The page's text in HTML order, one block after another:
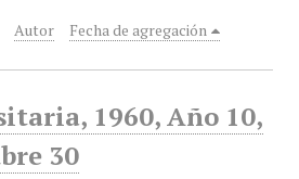
Autor Fecha de agregación
1960, Año 10,
30